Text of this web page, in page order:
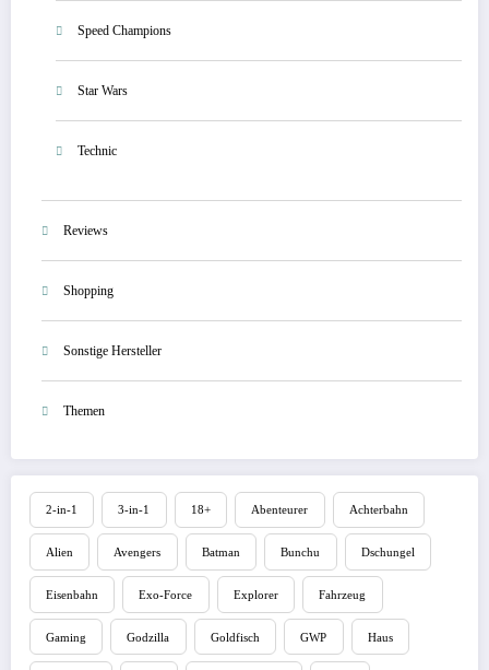
Speed Champions
Star Wars
Technic
Reviews
Shopping
Sonstige Hersteller
Themen
2-in-1 3-in-1 18+ Abenteurer Achterbahn
Alien Avengers Batman Bunchu Dschungel
Eisenbahn Exo-Force Explorer Fahrzeug
Gaming Godzilla Goldfisch GWP Haus